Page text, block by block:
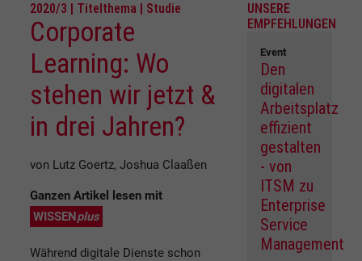
2020/3 | Titelthema | Studie
Corporate
Learning: Wo
stehen wir jetzt &
in drei Jahren?
von Lutz Goertz, Joshua Claaßen
Ganzen Artikel lesen mit
WISSENplus
Während digitale Dienste schon
UNSERE
EMPFEHLUNGEN
Event
Den
digitalen
Arbeitsplatz
effizient
gestalten
- von
ITSM zu
Enterprise
Service
Management